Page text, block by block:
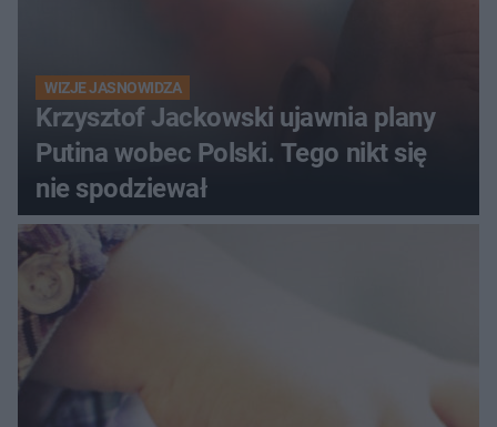
WIZJE JASNOWIDZA
Krzysztof Jackowski ujawnia plany
Putina wobec Polski. Tego nikt się
nie spodziewał